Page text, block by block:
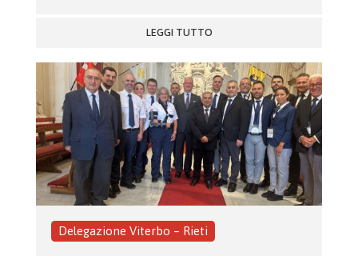
LEGGI TUTTO
Delegazione Viterbo – Rieti